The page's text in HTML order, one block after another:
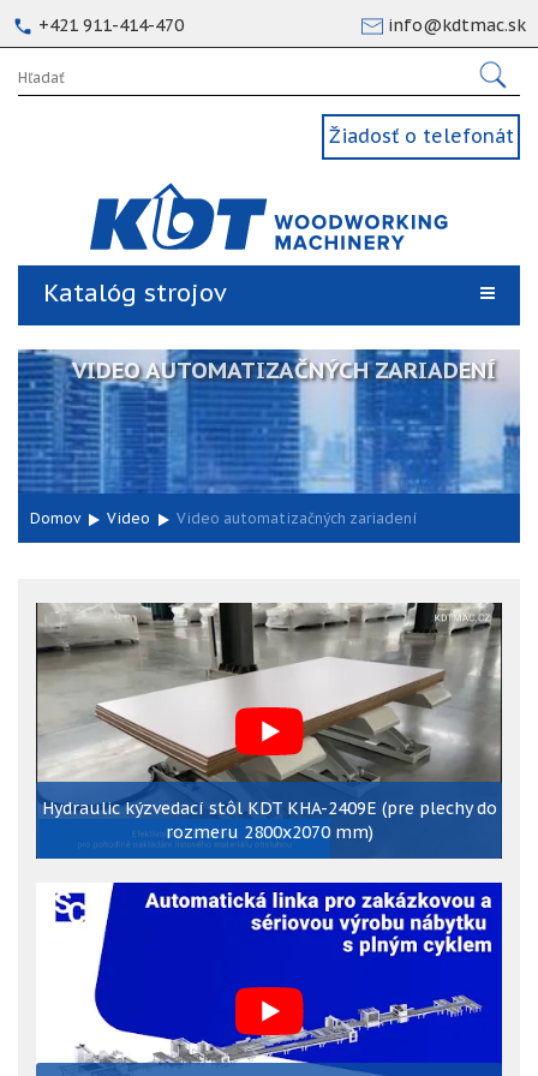
+421 911-414-470 info@kdtmac.sk
Žiadosť o telefonát
Katalóg strojov
VIDEO AUTOMATIZAČNÝCH ZARIADENÍ
Domov Video Video automatizačných zariadení
Hydraulic kýzvedací stôl KDT KHA-2409E (pre plechy do
rozmeru 2800x2070 mm)